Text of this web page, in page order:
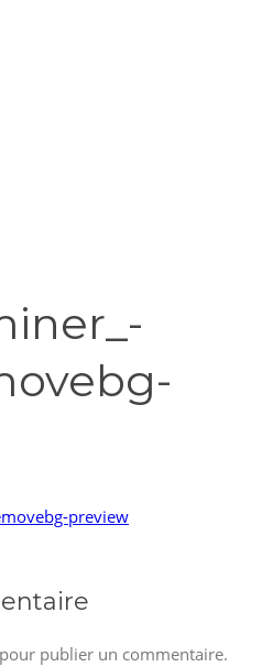
pour publier un commentaire.